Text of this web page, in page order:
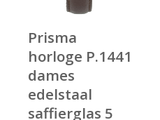
Prisma
horloge P.1441
dames
edelstaal
saffierglas 5